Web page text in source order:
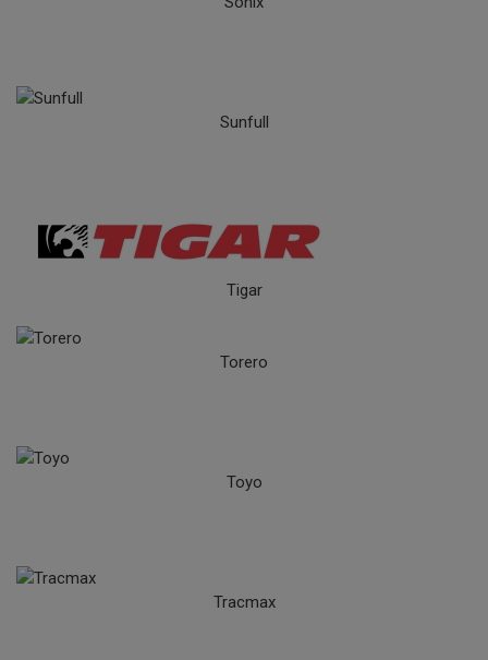
Sunfull
Tigar
Torero
Toyo
Tracmax